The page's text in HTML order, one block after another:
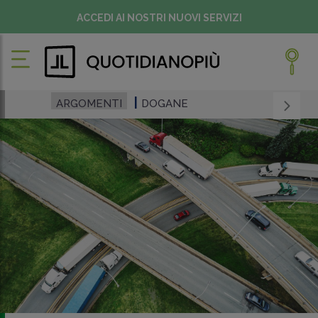
ACCEDI AI NOSTRI NUOVI SERVIZI
ARGOMENTI DOGANE